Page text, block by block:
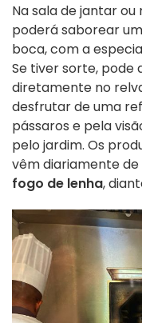
Na sala de jantar ou
poderá saborear
boca, com a
Se tiver sorte,
diretamente no
desfrutar de uma
pássaros e pela
pelo jardim. Os
vêm diariamente de
fogo de lenha,